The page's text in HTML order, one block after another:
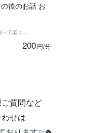
後のお話 お
200円/分
質問など
せは